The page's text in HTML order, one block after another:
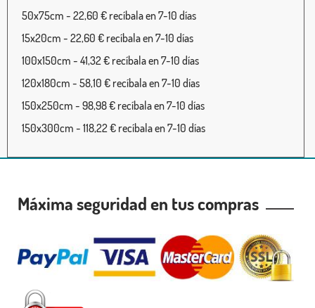
50x75cm - 22,60 € recíbala en 7-10 días
15x20cm - 22,60 € recíbala en 7-10 días
100x150cm - 41,32 € recíbala en 7-10 días
120x180cm - 58,10 € recíbala en 7-10 días
150x250cm - 98,98 € recíbala en 7-10 días
150x300cm - 118,22 € recíbala en 7-10 días
Máxima seguridad en tus compras